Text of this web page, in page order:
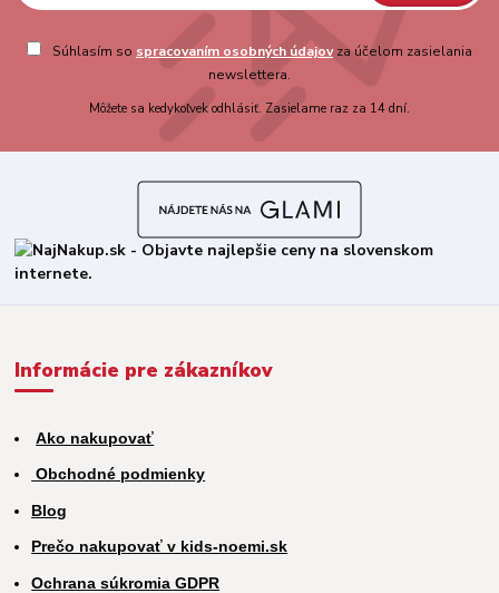
Súhlasím so spracovaním osobných údajovza účelom zasielania
newslettera.
Môžete sa kedykoľvek odhlásiť. Zasielame raz za 14 dní.
Informácie pre zákazníkov
Ako nakupovať
Obchodné podmienky
Blog
Prečo nakupovať v kids-noemi.sk
Ochrana súkromia GDPR